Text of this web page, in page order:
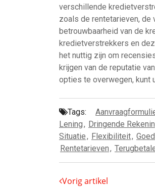
verschillende
zoals de rentetarieven, de
betrouwbaarheid van de
kredietverstrekkers en
het nuttig zijn om
krijgen van de reputatie
opties te overwegen, kunt
Tags:
Lening, Dringende
Situatie, Flexibiliteit,
Rentetarieven,
Vorig artikel